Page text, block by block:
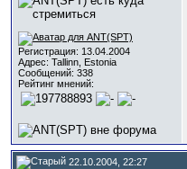
Регистрация: 13.04.2004
Адрес: Tallinn, Estonia
Сообщений: 338
Рейтинг мнений:
22.10.2004, 22:27